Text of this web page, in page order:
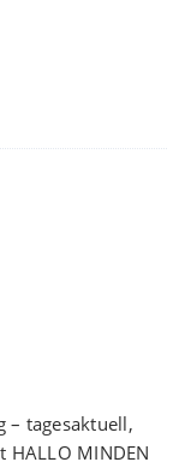
– tagesaktuell,
MINDEN